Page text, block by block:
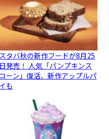
スタバ秋の新作フードが8月25
日発売！ 人気「パンプキンス
コーン」復活、新作アップルパ
イも